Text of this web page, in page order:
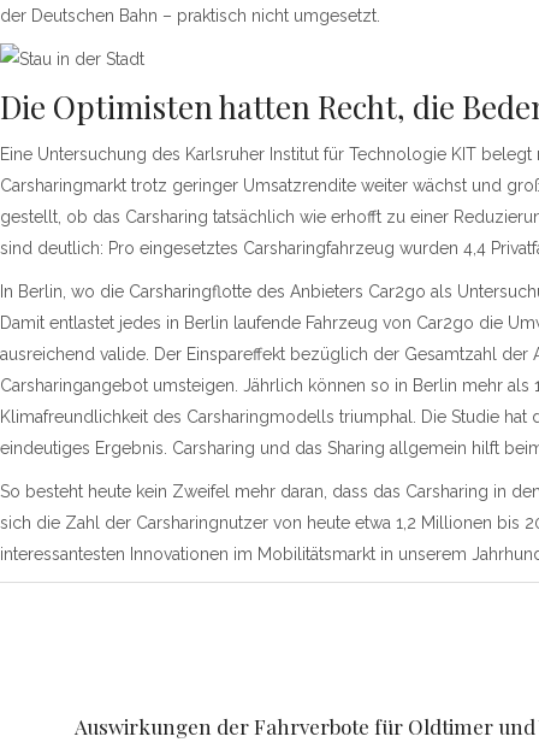
der Deutschen Bahn – praktisch nicht umgesetzt.
Die Optimisten hatten Recht, die
Eine Untersuchung des Karlsruher Institut für Technologie KIT
Carsharingmarkt trotz geringer Umsatzrendite weiter wächst und
gestellt, ob das Carsharing tatsächlich wie erhofft zu einer
sind deutlich: Pro eingesetztes Carsharingfahrzeug wurden 4,4
In Berlin, wo die Carsharingflotte des Anbieters Car2go als
Damit entlastet jedes in Berlin laufende Fahrzeug von Car2go die
ausreichend valide. Der Einspareffekt bezüglich der Gesamtzahl
Carsharingangebot umsteigen. Jährlich können so in Berlin mehr
Klimafreundlichkeit des Carsharingmodells triumphal. Die Studie
eindeutiges Ergebnis. Carsharing und das Sharing allgemein hilft
So besteht heute kein Zweifel mehr daran, dass das Carsharing in
sich die Zahl der Carsharingnutzer von heute etwa 1,2 Millionen bis
interessantesten Innovationen im Mobilitätsmarkt in unserem
Auswirkungen der Fahrverbote für Oldtimer